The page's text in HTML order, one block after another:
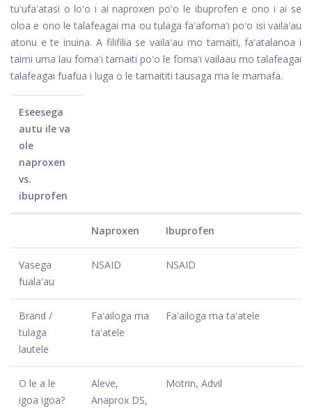
tuʻufaʻatasi o loʻo i ai naproxen poʻo le ibuprofen e ono i ai se
oloa e ono le talafeagai ma ou tulaga faʻafomaʻi poʻo isi vailaʻau
atonu e te inuina. A filifilia se vailaʻau mo tamaiti, faʻatalanoa i
taimi uma lau fomaʻi tamaiti poʻo le fomaʻi vailaau mo talafeagai
talafeagai fuafua i luga o le tamaititi tausaga ma le mamafa.
Eseesega
autu ile va
ole
naproxen
vs.
ibuprofen
Naproxen Ibuprofen
Vasega
fualaʻau
NSAID NSAID
Brand /
tulaga
lautele
Faʻailoga ma
taʻatele
Faʻailoga ma taʻatele
O le a le
igoa igoa?
Aleve,
Anaprox DS,
Motrin, Advil